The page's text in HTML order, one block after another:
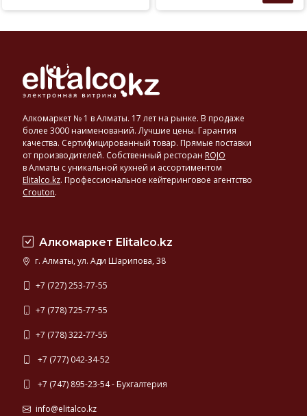
Алкомаркет № 1 в Алматы. 17 лет на рынке. В продаже
более 3000 наименований. Лучшие цены. Гарантия
качества. Сертифицированный товар. Прямые поставки
от производителей. Собственный ресторан ROJO
в Алматы с уникальной кухней и ассортиментом
Elitalco.kz. Профессиональное кейтеринговое агентство
Crouton.
Алкомаркет Elitalco.kz
г. Алматы, ул. Ади Шарипова, 38
+7 (727) 253-77-55
+7 (778) 725-77-55
+7 (778) 322-77-55
+7 (777) 042-34-52
+7 (747) 895-23-54 - Бухгалтерия
info@elitalco.kz